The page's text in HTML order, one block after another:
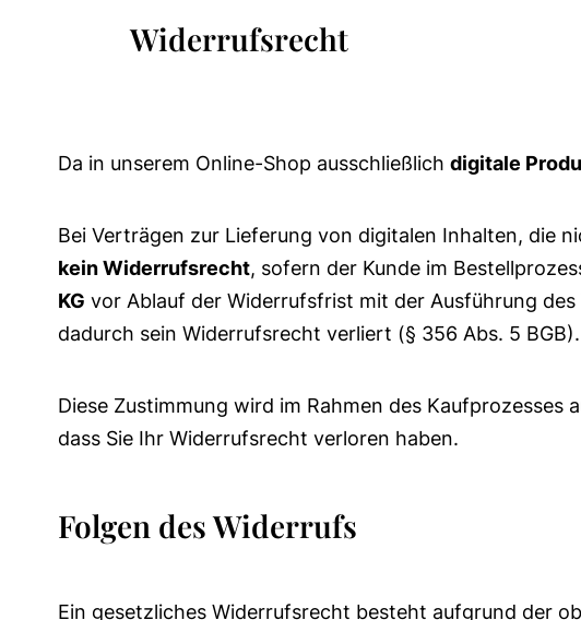
Widerrufsrecht
Da in unserem Online-Shop ausschließlich digitale
Bei Verträgen zur Lieferung von digitalen Inhalten, die
kein Widerrufsrecht, sofern der Kunde im
KG vor Ablauf der Widerrufsfrist mit der Ausführung
dadurch sein Widerrufsrecht verliert (§ 356 Abs. 5 BGB).
Diese Zustimmung wird im Rahmen des
dass Sie Ihr Widerrufsrecht verloren haben.
Folgen des Widerrufs
Ein gesetzliches Widerrufsrecht besteht aufgrund der